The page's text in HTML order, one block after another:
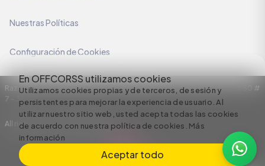
En OFFCORSS utilizamos cookies
Utilizamos cookies propias y de terceros, de sesión y
persistentes para mejorar la experiencia de usuario. Al
utilizar nuestro sitio web, usted acepta todas las cookies
de acuerdo con nuestra política de cookies. Más
información
Aceptar todo
Nuestras Políticas
Configuración de Cookies
Razón Social: C.I HERMECO S.A. NIT: 890924167-6 Dirección: Carrera 50 #
7 – 35
All rights reserved empowered by